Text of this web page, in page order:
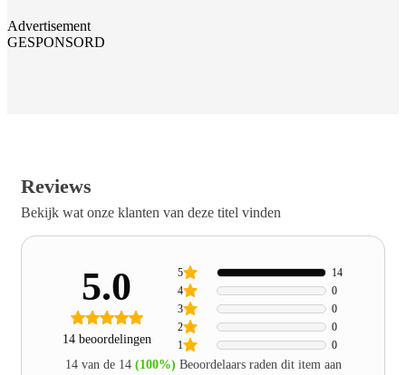
Advertisement
GESPONSORD
Reviews
Bekijk wat onze klanten van deze titel vinden
5.0
14 beoordelingen 1 0
2 0
3 0
4 0
5 14
14 van de 14 (100%) Beoordelaars raden dit item aan